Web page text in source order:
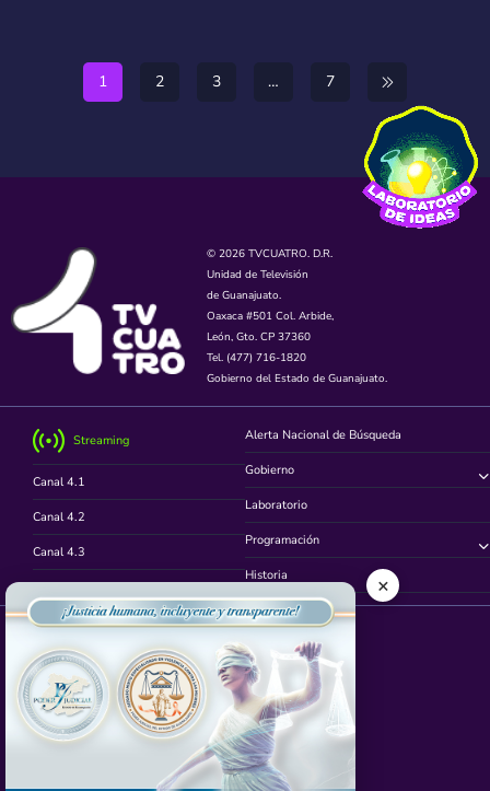
1 2 3 … 7
© 2026 TVCUATRO. D.R.
Unidad de Televisión
de Guanajuato.
Oaxaca #501 Col. Arbide,
León, Gto. CP 37360
Tel. (477) 716-1820
Gobierno del Estado de Guanajuato.
Streaming
Canal 4.1
Canal 4.2
Canal 4.3
Canal 4.4
Alerta Nacional de Búsqueda
Gobierno
Laboratorio
Programación
Historia
Síguenos en
App TVCUATRO
×